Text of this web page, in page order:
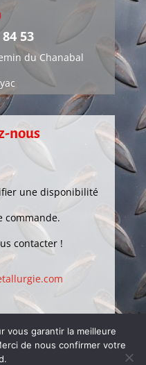
53
du Chanabal
nous
une disponibilité
commande.
contacter !
vous garantir la meilleure
de nous confirmer votre